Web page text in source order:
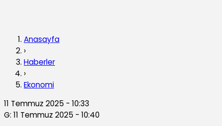
Anasayfa
›
Haberler
›
Ekonomi
11 Temmuz 2025 - 10:33
G: 11 Temmuz 2025 - 10:40